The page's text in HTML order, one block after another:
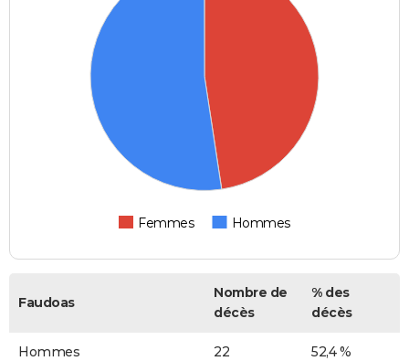
Femmes Hommes
Faudoas
Nombre de
décès
% des
décès
Hommes 22 52,4 %